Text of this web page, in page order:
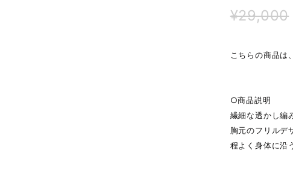
¥29,000
こちらの商品は
○商品説明
繊細な透かし編
胸元のフリルデ
程よく身体に沿